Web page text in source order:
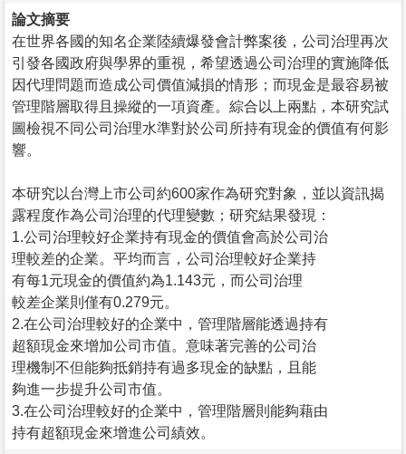
論文摘要
在世界各國的知名企業陸續爆發會計弊案後，公司治理再次
引發各國政府與學界的重視，希望透過公司治理的實施降低
因代理問題而造成公司價值減損的情形；而現金是最容易被
管理階層取得且操縱的一項資產。綜合以上兩點，本研究試
圖檢視不同公司治理水準對於公司所持有現金的價值有何影
響。
本研究以台灣上市公司約600家作為研究對象，並以資訊揭
露程度作為公司治理的代理變數；研究結果發現：
1.公司治理較好企業持有現金的價值會高於公司治
理較差的企業。平均而言，公司治理較好企業持
有每1元現金的價值約為1.143元，而公司治理
較差企業則僅有0.279元。
2.在公司治理較好的企業中，管理階層能透過持有
超額現金來增加公司市值。意味著完善的公司治
理機制不但能夠抵銷持有過多現金的缺點，且能
夠進一步提升公司市值。
3.在公司治理較好的企業中，管理階層則能夠藉由
持有超額現金來增進公司績效。